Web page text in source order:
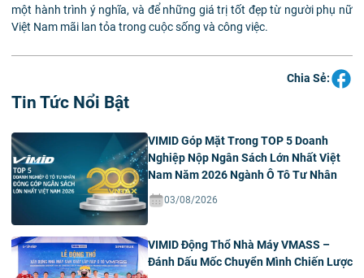
một hành trình ý nghĩa, và để những giá trị tốt đẹp từ người phụ nữ
Việt Nam mãi lan tỏa trong cuộc sống và công việc.
Chia Sẻ:
Tin Tức Nổi Bật
VIMID Góp Mặt Trong TOP 5 Doanh
Nghiệp Nộp Ngân Sách Lớn Nhất Việt
Nam Năm 2026 Ngành Ô Tô Tư Nhân
03/08/2026
VIMID Động Thổ Nhà Máy VMASS –
Đánh Dấu Mốc Chuyển Mình Chiến Lược